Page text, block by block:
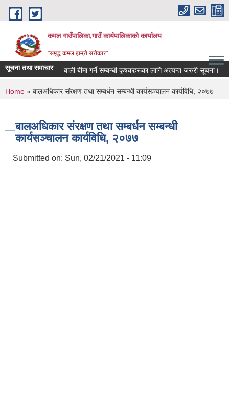
Skip to main content
कमल गाउँपालिका,गाउँ कार्यपालिकाको कार्यालय
"समृद्ध कमल हाम्रो सरोकार"
सूचना तथा समाचार बाली बीमा गर्ने सम्बन्धी कृषकहरूका लागि अत्यन्त जरुरी सूचना।
You are here
Home » बालअधिकार संरक्षण तथा सम्बर्धन सम्बन्धी कार्यसञ्चालन कार्यविधि, २०७७
बालअधिकार संरक्षण तथा सम्बर्धन सम्बन्धी
कार्यसञ्चालन कार्यविधि, २०७७
Submitted on: Sun, 02/21/2021 - 11:09